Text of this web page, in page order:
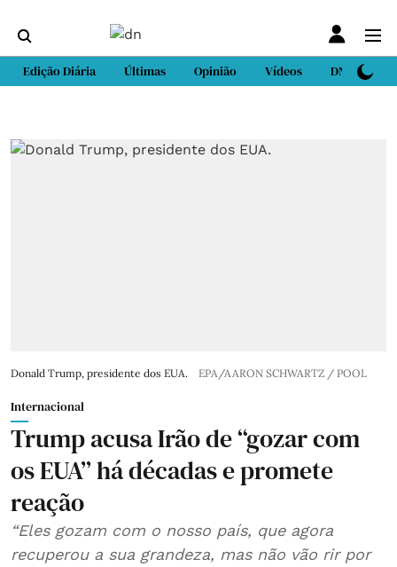
Edição Diária Últimas Opinião Vídeos DN Sport
Donald Trump, presidente dos EUA. EPA/AARON SCHWARTZ / POOL
Internacional
Trump acusa Irão de “gozar com
os EUA” há décadas e promete
reação
“Eles gozam com o nosso país, que agora
recuperou a sua grandeza, mas não vão rir por